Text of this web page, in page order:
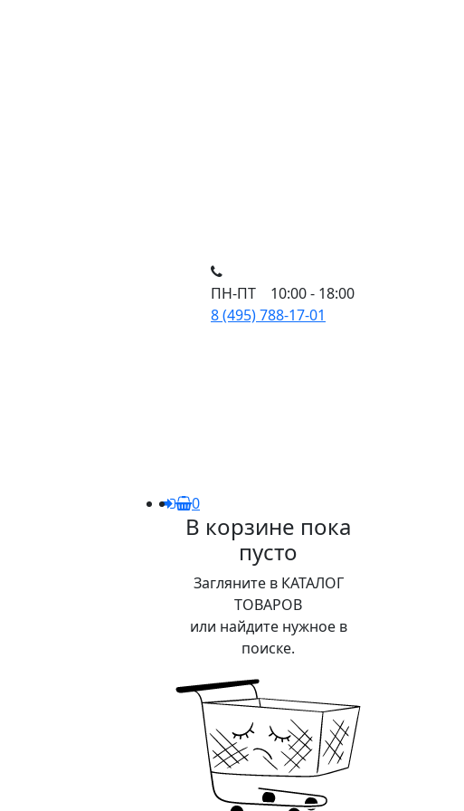
ПН-ПТ 10:00 - 18:00
8 (495) 788-17-01
0
В корзине пока
пусто
Загляните в КАТАЛОГ
ТОВАРОВ
или найдите нужное в
поиске.